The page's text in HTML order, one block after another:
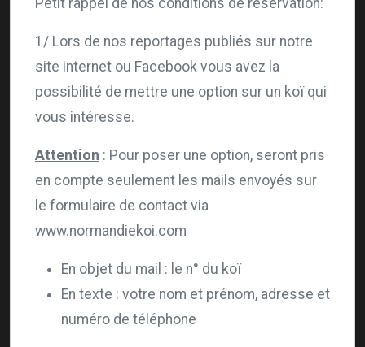
1/ Lors de nos reportages publiés sur notre
site internet ou Facebook vous avez la
possibilité de mettre une option sur un koï qui
vous intéresse.
Attention : Pour poser une option, seront pris
en compte seulement les mails envoyés sur
le formulaire de contact via
www.normandiekoi.com
En objet du mail : le n° du koï
En texte : votre nom et prénom, adresse et
numéro de téléphone